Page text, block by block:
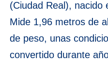
(Ciudad Real), nacido
Mide 1,96 metros de
de peso, unas
convertido durante